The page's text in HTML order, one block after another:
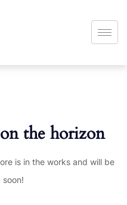
the horizon
is in the works and will be
soon!